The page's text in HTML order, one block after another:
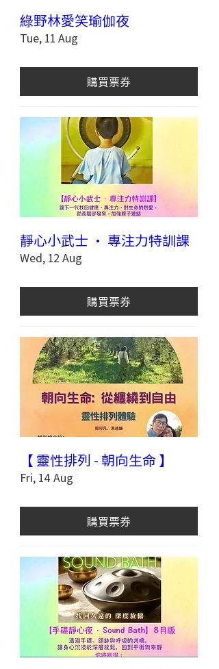
綠野林愛笑瑜伽夜
Tue, 11 Aug
購買票券
靜心小武士 · 專注力特訓課
Wed, 12 Aug
購買票券
【 靈性排列 - 朝向生命 】
Fri, 14 Aug
購買票券